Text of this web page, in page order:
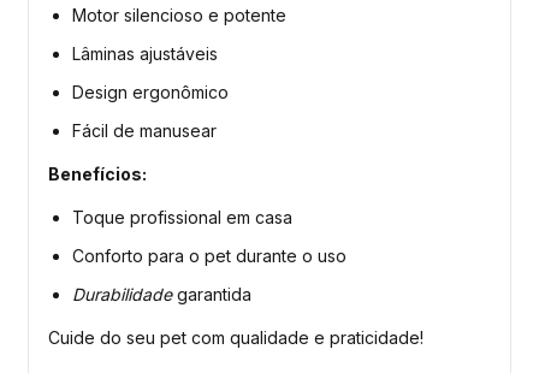
Motor silencioso e potente
Lâminas ajustáveis
Design ergonômico
Fácil de manusear
Benefícios:
Toque profissional em casa
Conforto para o pet durante o uso
Durabilidadegarantida
Cuide do seu pet com qualidade e praticidade!